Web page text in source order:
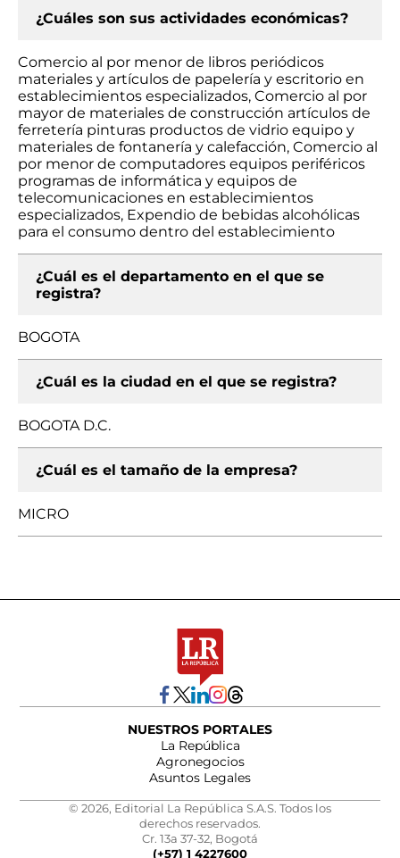
¿Cuáles son sus actividades económicas?
Comercio al por menor de libros periódicos
materiales y artículos de papelería y escritorio en
establecimientos especializados, Comercio al por
mayor de materiales de construcción artículos de
ferretería pinturas productos de vidrio equipo y
materiales de fontanería y calefacción, Comercio al
por menor de computadores equipos periféricos
programas de informática y equipos de
telecomunicaciones en establecimientos
especializados, Expendio de bebidas alcohólicas
para el consumo dentro del establecimiento
¿Cuál es el departamento en el que se
registra?
BOGOTA
¿Cuál es la ciudad en el que se registra?
BOGOTA D.C.
¿Cuál es el tamaño de la empresa?
MICRO
NUESTROS PORTALES
La República
Agronegocios
Asuntos Legales
© 2026, Editorial La República S.A.S. Todos los
derechos reservados.
Cr. 13a 37-32, Bogotá
(+57) 1 4227600